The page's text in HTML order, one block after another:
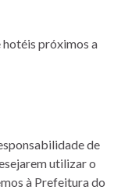
hotéis próximos a
de
utilizar o
à Prefeitura do